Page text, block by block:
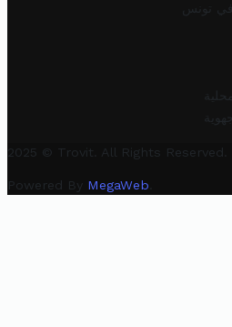
في تونس
2025 © Trovit. All Rights Reserved.
Powered By MegaWeb